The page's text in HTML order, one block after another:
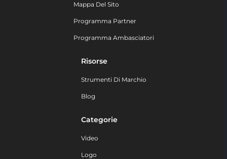
Mappa Del Sito
Programma Partner
Programma Ambasciatori
Risorse
Strumenti Di Marchio
Blog
Categorie
Video
Logo